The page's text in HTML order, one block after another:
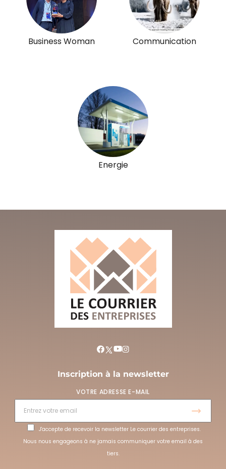
Business Woman Communication
Energie
Inscription à la newsletter
VOTRE ADRESSE E-MAIL
J'accepte de recevoir la newsletter Le courrier des entreprises.
Nous nous engageons à ne jamais communiquer votre email à des
tiers.